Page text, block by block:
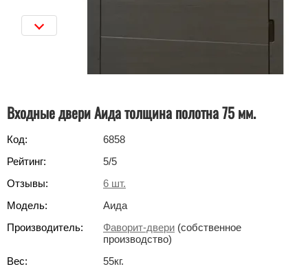
Входные двери Аида толщина полотна 75 мм.
Код:
6858
Рейтинг:
5/5
Отзывы:
6 шт.
Модель:
Аида
Производитель:
Фаворит-двери (собственное
производство)
Вес:
55кг.